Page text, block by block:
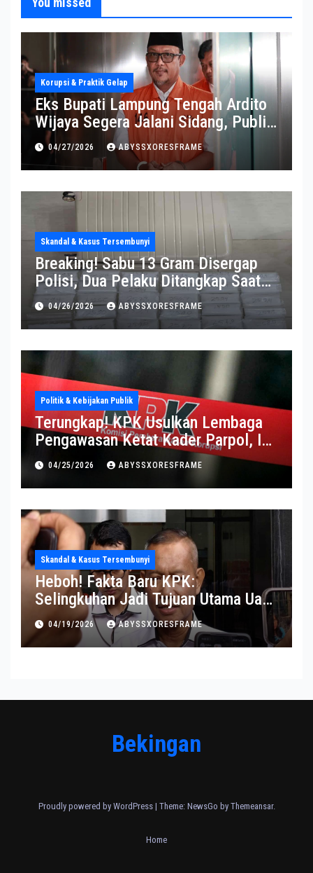
Korupsi & Praktik Gelap
Eks Bupati Lampung Tengah Ardito
Wijaya Segera Jalani Sidang, Publik
Soroti Perkembangannya
04/27/2026 ABYSSXORESFRAME
Skandal & Kasus Tersembunyi
Breaking! Sabu 13 Gram Disergap
Polisi, Dua Pelaku Ditangkap Saat
Operasi Berlangsung Di Tempat
04/26/2026 ABYSSXORESFRAME
Politik & Kebijakan Publik
Terungkap! KPK Usulkan Lembaga
Pengawasan Ketat Kader Parpol, Ini
Alasannya
04/25/2026 ABYSSXORESFRAME
Skandal & Kasus Tersembunyi
Heboh! Fakta Baru KPK:
Selingkuhan Jadi Tujuan Utama Uang
Korupsi
04/19/2026 ABYSSXORESFRAME
Bekingan
Proudly powered by WordPress | Theme: NewsGo by Themeansar.
Home